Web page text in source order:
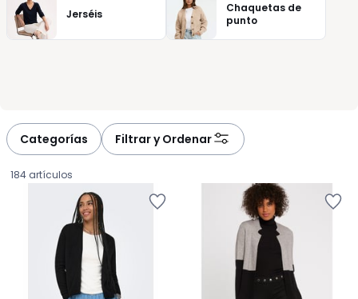
Jerséis
Chaquetas de
punto
Categorías Filtrar y Ordenar
184 artículos